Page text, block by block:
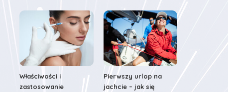
Właściwości i
zastosowanie
Pierwszy urlop na
jachcie – jak się